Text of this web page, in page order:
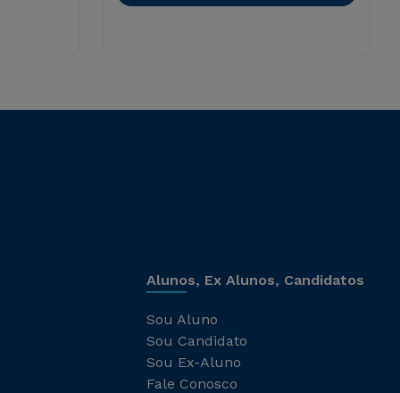
Alunos, Ex Alunos, Candidatos
Sou Aluno
Sou Candidato
Sou Ex-Aluno
Fale Conosco